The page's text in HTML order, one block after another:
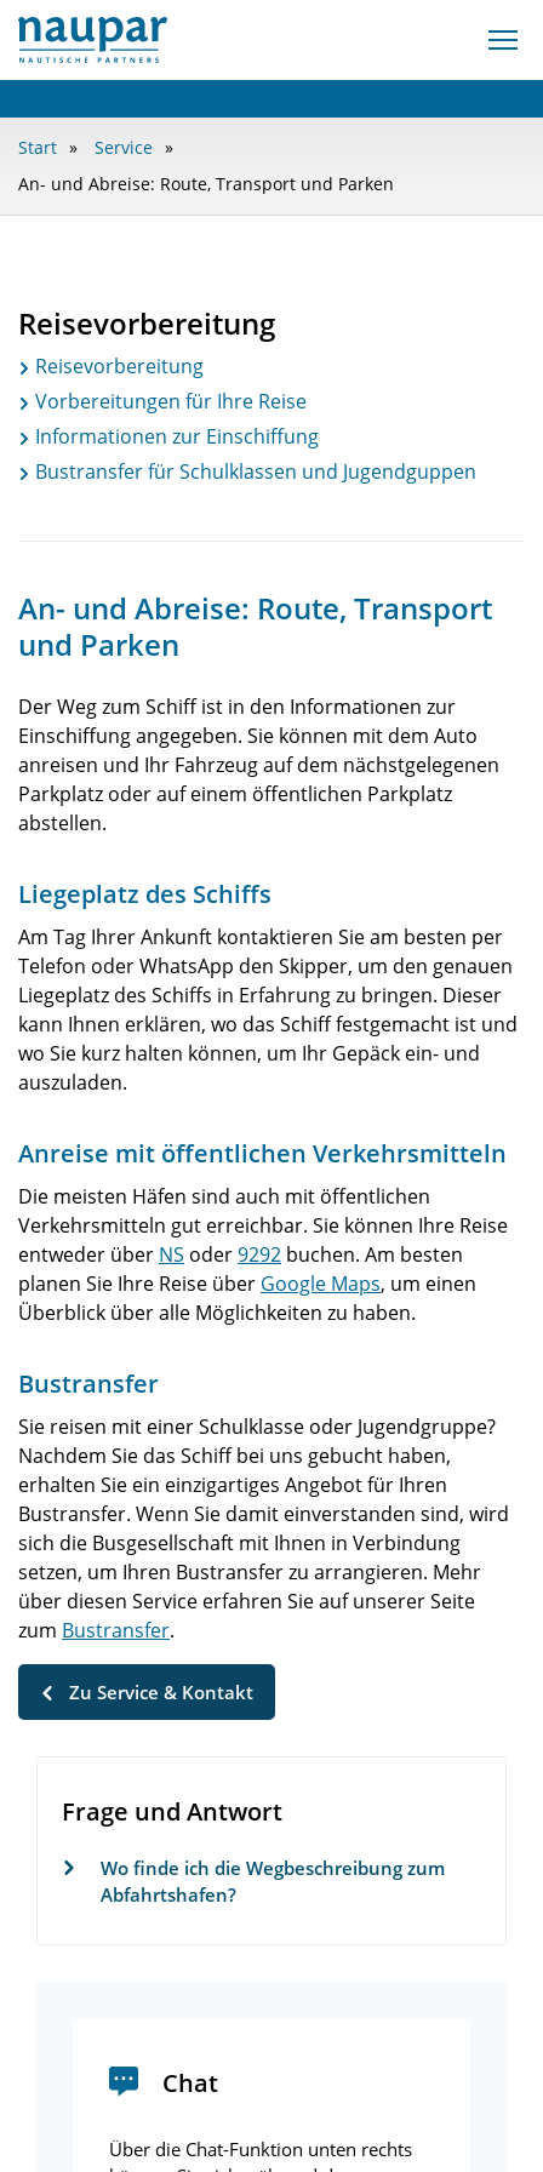
Start
Service
An- und Abreise: Route, Transport und Parken
Reisevorbereitung
Reisevorbereitung
Vorbereitungen für Ihre Reise
Informationen zur Einschiffung
Bustransfer für Schulklassen und Jugendguppen
An- und Abreise: Route, Transport
und Parken
Der Weg zum Schiff ist in den Informationen zur
Einschiffung angegeben. Sie können mit dem Auto
anreisen und Ihr Fahrzeug auf dem nächstgelegenen
Parkplatz oder auf einem öffentlichen Parkplatz
abstellen.
Liegeplatz des Schiffs
Am Tag Ihrer Ankunft kontaktieren Sie am besten per
Telefon oder WhatsApp den Skipper, um den genauen
Liegeplatz des Schiffs in Erfahrung zu bringen. Dieser
kann Ihnen erklären, wo das Schiff festgemacht ist und
wo Sie kurz halten können, um Ihr Gepäck ein- und
auszuladen.
Anreise mit öffentlichen Verkehrsmitteln
Die meisten Häfen sind auch mit öffentlichen
Verkehrsmitteln gut erreichbar. Sie können Ihre Reise
entweder über NS oder9292 buchen. Am besten
planen Sie Ihre Reise über Google Maps, um einen
Überblick über alle Möglichkeiten zu haben.
Bustransfer
Sie reisen mit einer Schulklasse oder Jugendgruppe?
Nachdem Sie das Schiff bei uns gebucht haben,
erhalten Sie ein einzigartiges Angebot für Ihren
Bustransfer. Wenn Sie damit einverstanden sind, wird
sich die Busgesellschaft mit Ihnen in Verbindung
setzen, um Ihren Bustransfer zu arrangieren. Mehr
über diesen Service erfahren Sie auf unserer Seite
zum Bustransfer.
Zu Service & Kontakt
Frage und Antwort
Wo finde ich die Wegbeschreibung zum
Abfahrtshafen?
Chat
Über die Chat-Funktion unten rechts